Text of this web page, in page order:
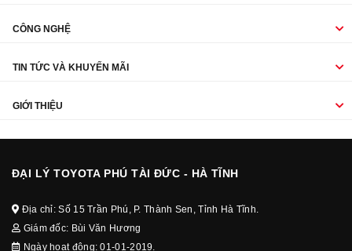
CÔNG NGHỆ
TIN TỨC VÀ KHUYẾN MÃI
GIỚI THIỆU
ĐẠI LÝ TOYOTA PHÚ TÀI ĐỨC - HÀ TĨNH
Địa chỉ: Số 15 Trần Phú, P. Thành Sen, Tỉnh Hà Tĩnh.
Giám đốc: Bùi Văn Hương
Ngày hoạt động: 01-01-2019.